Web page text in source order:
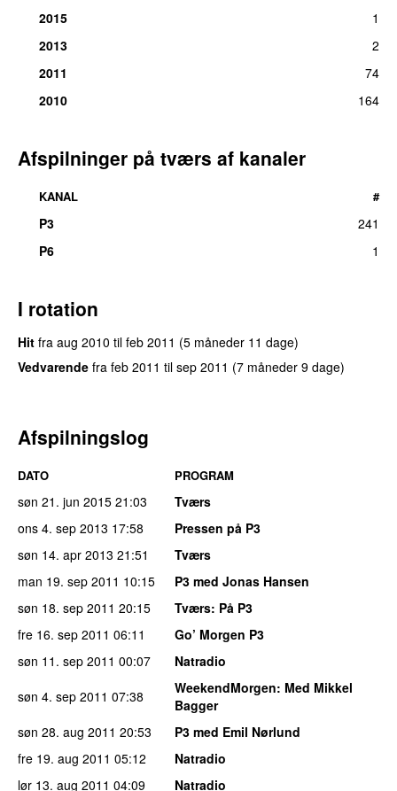
2015
1
2013
2
2011
74
2010
164
Afspilninger på tværs af kanaler
KANAL #
P3
241
P6
1
I rotation
Hit fra aug 2010 til feb 2011 (5 måneder 11 dage)
Vedvarende fra feb 2011 til sep 2011 (7 måneder 9 dage)
Afspilningslog
DATO PROGRAM
søn 21. jun 2015 21:03
Tværs
ons 4. sep 2013 17:58
Pressen på P3
søn 14. apr 2013 21:51
Tværs
man 19. sep 2011 10:15
P3 med Jonas Hansen
søn 18. sep 2011 20:15 Tværs: På P3
fre 16. sep 2011 06:11
Go’ Morgen P3
søn 11. sep 2011 00:07
Natradio
søn 4. sep 2011 07:38 WeekendMorgen: Med Mikkel
Bagger
søn 28. aug 2011 20:53
P3 med Emil Nørlund
fre 19. aug 2011 05:12
Natradio
lør 13. aug 2011 04:09
Natradio